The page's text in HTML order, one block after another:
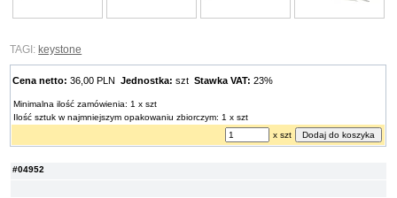
#04952
TAGI: keystone
Cena netto: 36,00 PLNJednostka: sztStawka VAT: 23%
Minimalna ilość zamówienia: 1 x szt
Ilość sztuk w najmniejszym opakowaniu zbiorczym: 1 x szt
x szt